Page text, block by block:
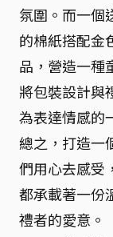
氛圍。而一個
的棉紙搭配金
品，營造一種
將包裝設計與
為表達情感的
總之，打造一
們用心去感受
都承載著一份
禮者的愛意。